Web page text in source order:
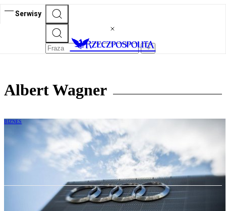
Serwisy
Albert Wagner
BIZNES
Audi zapłaci 800 mln euro grzywny